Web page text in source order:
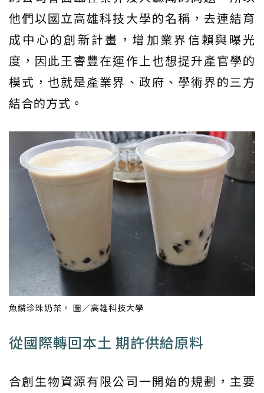
他們以國立高雄科技大學的名稱，去連結育
成中心的創新計畫，增加業界信賴與曝光
度，因此王睿豐在運作上也想提升產官學的
模式，也就是產業界、政府、學術界的三方
結合的方式。
魚鱗珍珠奶茶。 圖／高雄科技大學
從國際轉回本土 期許供給原料
合創生物資源有限公司一開始的規劃，主要